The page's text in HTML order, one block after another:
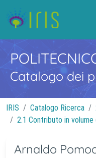
Catalogo dei
IRIS Catalogo Ricerca
2.1 Contributo in
Arnaldo